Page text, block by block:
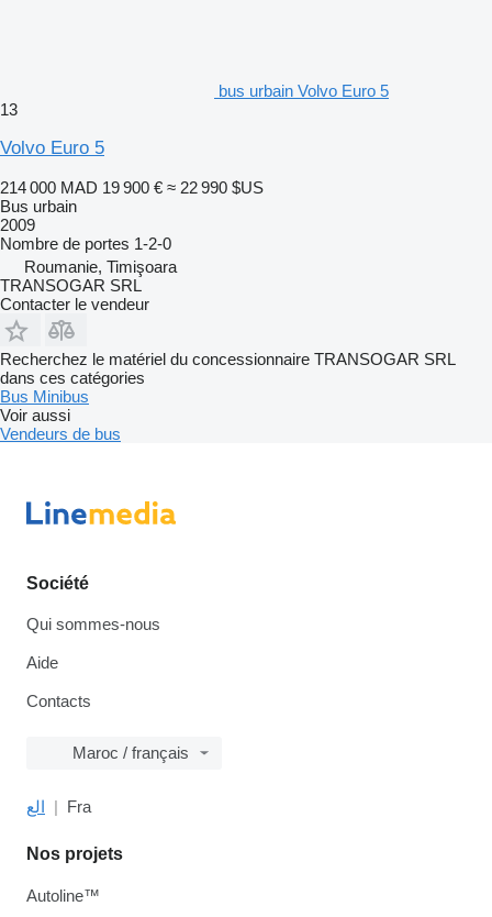
bus urbain Volvo Euro 5
13
Volvo Euro 5
214 000 MAD 19 900 € ≈ 22 990 $US
Bus urbain
2009
Nombre de portes 1-2-0
Roumanie, Timişoara
TRANSOGAR SRL
Contacter le vendeur
Recherchez le matériel du concessionnaire TRANSOGAR SRL
dans ces catégories
Bus Minibus
Voir aussi
Vendeurs de bus
Société
Qui sommes-nous
Aide
Contacts
Maroc / français
الع Fra
Nos projets
Autoline™